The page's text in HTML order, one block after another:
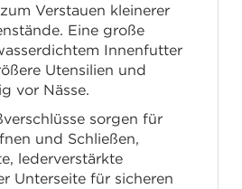
Verstauen kleinerer
Eine große
Innenfutter
Utensilien und
vor Nässe.
sorgen für
und Schließen,
lederverstärkte
Unterseite für sicheren